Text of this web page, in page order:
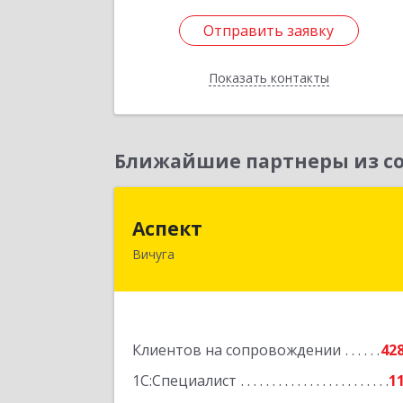
Отправить заявку
Показать контакты
Отправить заявку
Назад
Ближайшие партнеры из
Аспект
Вичуга
Клиентов на сопровождении
1С:Специалист
11
155331, Ивановская обл, Вичугский р-